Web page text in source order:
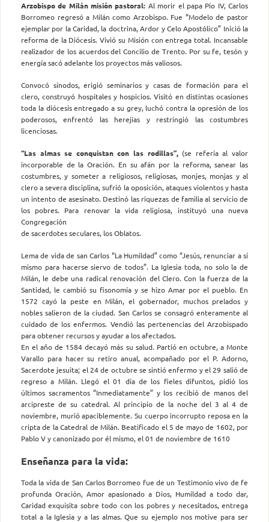
Arzobispo de Milán misión pastoral: Al morir el papa Pío IV, Carlos
Borromeo regresó a Milán como Arzobispo. Fue “Modelo de pastor
ejemplar por la Caridad, la doctrina, Ardor y Celo Apostólico” Inició la
reforma de la Diócesis. Vivió su Misión con entrega total. Incansable
realizador de los acuerdos del Concilio de Trento. Por su fe, tesón y
energía sacó adelante los proyectos más valiosos.
Convocó sínodos, erigió seminarios y casas de formación para el
clero, construyó hospitales y hospicios. Visitó en distintas ocasiones
toda la diócesis entregado a su grey, luchó contra la opresión de los
poderosos, enfrentó las herejías y restringió las costumbres
licenciosas.
“Las almas se conquistan con las rodillas”,(se refería al valor
incorporable de la Oración. En su afán por la reforma, sanear las
costumbres, y someter a religiosos, religiosas, monjes, monjas y al
clero a severa disciplina, sufrió la oposición, ataques violentos y hasta
un intento de asesinato. Destinó las riquezas de familia al servicio de
los pobres. Para renovar la vida religiosa, instituyó una nueva
Congregación
de sacerdotes seculares, los Oblatos.
Lema de vida de san Carlos “La Humildad” como “Jesús, renunciar a sí
mismo para hacerse siervo de todos”. La Iglesia toda, no solo la de
Milán, le debe una radical renovación del Clero. Con la fuerza de la
Santidad, le cambió su fisonomía y se hizo Amar por el pueblo. En
1572 cayó la peste en Milán, el gobernador, muchos prelados y
nobles salieron de la ciudad. San Carlos se consagró enteramente al
cuidado de los enfermos. Vendió las pertenencias del Arzobispado
para obtener recursos y ayudar a los afectados.
En el año de 1584 decayó más su salud. Partió en octubre, a Monte
Varallo para hacer su retiro anual, acompañado por el P. Adorno,
Sacerdote jesuita; el 24 de octubre se sintió enfermo y el 29 salió de
regreso a Milán. Llegó el 01 día de los fieles difuntos, pidió los
últimos sacramentos “Inmediatamente” y los recibió de manos del
arcipreste de su catedral. Al principio de la noche del 3 al 4 de
noviembre, murió apaciblemente. Su cuerpo incorrupto reposa en la
cripta de la Catedral de Milán. Beatificado el 5 de mayo de 1602, por
Pablo V y canonizado por él mismo, el 01 de noviembre de 1610
Enseñanza para la vida:
Toda la vida de San Carlos Borromeo fue de un Testimonio vivo de fe
profunda Oración, Amor apasionado a Dios, Humildad a todo dar,
Caridad exquisita sobre todo con los pobres y necesitados, entrega
total a la Iglesia y a las almas. Que su ejemplo nos motive para ser